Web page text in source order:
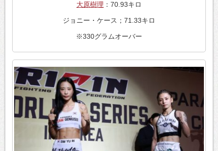
大原樹理 ：70.93キロ
ジョニー・ケース；71.33キロ
※330グラムオーバー